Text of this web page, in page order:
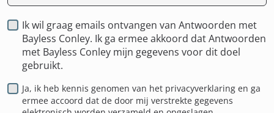
Ik wil graag emails ontvangen van Antwoorden met
Bayless Conley. Ik ga ermee akkoord dat Antwoorden
met Bayless Conley mijn gegevens voor dit doel
gebruikt.
Ja, ik heb kennis genomen van het privacyverklaring en ga
ermee accoord dat de door mij verstrekte gegevens